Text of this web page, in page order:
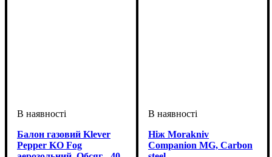
Балон газовий Klever
Pepper KO Fog
Ніж Morakniv
Companion MG, Carbon